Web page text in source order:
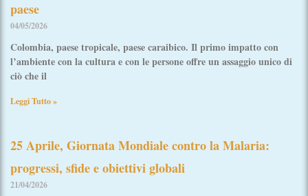
paese
04/05/2026
Colombia, paese tropicale, paese caraibico. Il primo impatto con
l’ambiente con la cultura e con le persone offre un assaggio unico di
ciò che il
Leggi Tutto »
25 Aprile, Giornata Mondiale contro la Malaria:
progressi, sfide e obiettivi globali
21/04/2026